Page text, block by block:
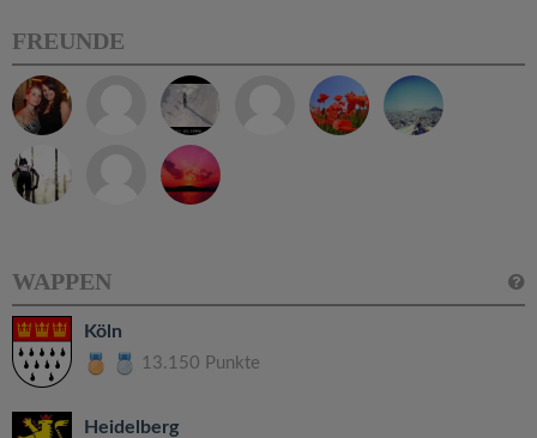
FREUNDE
WAPPEN
Köln
13.150 Punkte
Heidelberg